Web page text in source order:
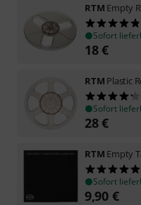
RTM Empty
Sofort
18€
RTM Plastic
Sofort
28€
RTM Empty
Sofort
9,90 €